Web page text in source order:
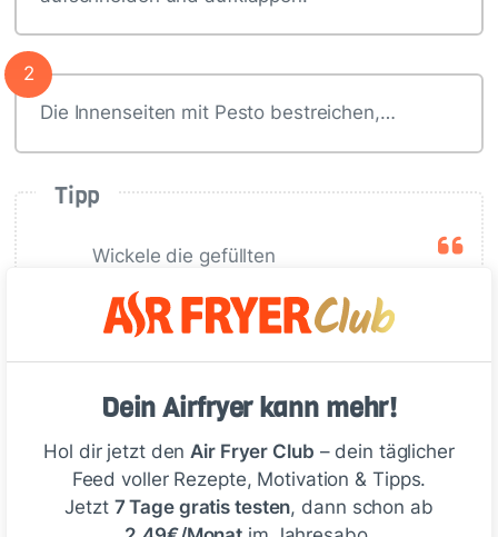
Dein Airfryer kann mehr!
Hol dir jetzt denAir Fryer Club – dein täglicher
Feed voller Rezepte, Motivation & Tipps.
Jetzt 7 Tage gratis testen, dann schon ab
2
Die Innenseiten mit Pesto bestreichen,…
Tipp
Wickele die gefüllten
Hähnchenbrustfilets in jeweils 2
Scheiben Parmaschinken oder
das Fleisch noch saftiger und die
Füllung läuft nicht aus.